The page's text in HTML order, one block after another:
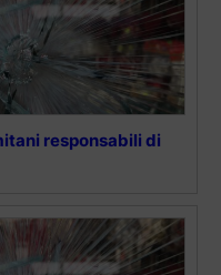
responsabili di